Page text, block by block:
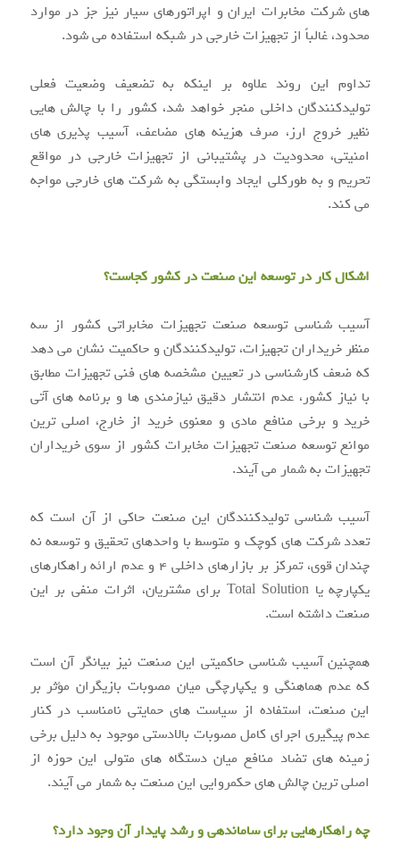
های شرکت مخابرات ایران و اپراتورهای سیار نیز جز در موارد
محدود، غالباً از تجهیزات خارجی در شبکه استفاده می شود.
تداوم این روند علاوه بر اینکه به تضعیف وضعیت فعلی
تولیدکنندگان داخلی منجر خواهد شد، کشور را با چالش هایی
نظیر خروج ارز، صرف هزینه های مضاعف، آسیب پذیری های
امنیتی، محدودیت در پشتیبانی از تجهیزات خارجی در مواقع
تحریم و به طورکلی ایجاد وابستگی به شرکت های خارجی مواجه
می کند.
اشکال کار در توسعه این صنعت در کشور کجاست؟
آسیب شناسی توسعه صنعت تجهیزات مخابراتی کشور از سه
منظر خریداران تجهیزات، تولیدکنندگان و حاکمیت نشان می دهد
که ضعف کارشناسی در تعیین مشخصه های فنی تجهیزات مطابق
با نیاز کشور، عدم انتشار دقیق نیازمندی ها و برنامه های آتی
خرید و برخی منافع مادی و معنوی خرید از خارج، اصلی ترین
موانع توسعه صنعت تجهیزات مخابرات کشور از سوی خریداران
تجهیزات به شمار می آیند.
آسیب شناسی تولیدکنندگان این صنعت حاکی از آن است که
تعدد شرکت های کوچک و متوسط با واحدهای تحقیق و توسعه نه
چندان قوی، تمرکز بر بازارهای داخلی ۴ و عدم ارائه راهکارهای
یکپارچه یا Total Solution برای مشتریان، اثرات منفی بر این
صنعت داشته است.
همچنین آسیب شناسی حاکمیتی این صنعت نیز بیانگر آن است
که عدم هماهنگی و یکپارچگی میان مصوبات بازیگران مؤثر بر
این صنعت، استفاده از سیاست های حمایتی نامناسب در کنار
عدم پیگیری اجرای کامل مصوبات بالادستی موجود به دلیل برخی
زمینه های تضاد منافع میان دستگاه های متولی این حوزه از
اصلی ترین چالش های حکمروایی این صنعت به شمار می آیند.
چه راهکارهایی برای ساماندهی و رشد پایدار آن وجود دارد؟